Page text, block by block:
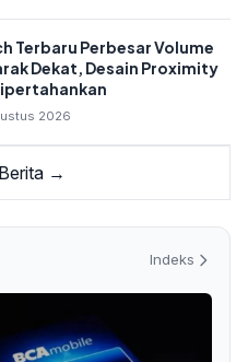
Terbaru Perbesar Volume
Dekat, Desain Proximity
2026
→
Indeks